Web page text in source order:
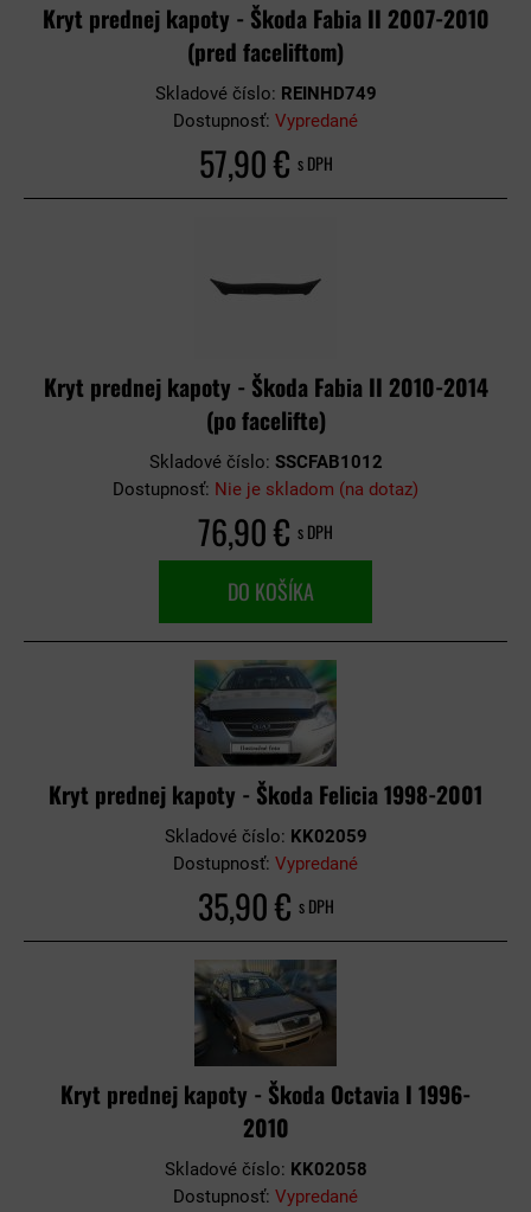
Kryt prednej kapoty - Škoda Fabia II 2007-2010
(pred faceliftom)
Skladové číslo: REINHD749
Dostupnosť: Vypredané
57,90 € s DPH
Kryt prednej kapoty - Škoda Fabia II 2010-2014
(po facelifte)
Skladové číslo: SSCFAB1012
Dostupnosť: Nie je skladom (na dotaz)
76,90 € s DPH
DO KOŠÍKA
Kryt prednej kapoty - Škoda Felicia 1998-2001
Skladové číslo: KK02059
Dostupnosť: Vypredané
35,90 € s DPH
Kryt prednej kapoty - Škoda Octavia I 1996-
2010
Skladové číslo: KK02058
Dostupnosť: Vypredané